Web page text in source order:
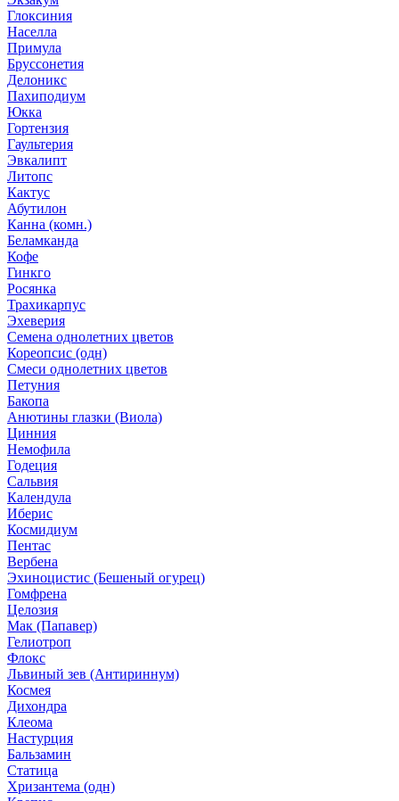
Глоксиния
Населла
Примула
Бруссонетия
Делоникс
Пахиподиум
Юкка
Гортензия
Гаультерия
Эвкалипт
Литопс
Кактус
Абутилон
Канна (комн.)
Беламканда
Кофе
Гинкго
Росянка
Трахикарпус
Эхеверия
Семена однолетних цветов
Кореопсис (одн)
Смеси однолетних цветов
Петуния
Бакопа
Анютины глазки (Виола)
Цинния
Немофила
Годеция
Сальвия
Календула
Иберис
Космидиум
Пентас
Вербена
Эхиноцистис (Бешеный огурец)
Гомфрена
Целозия
Мак (Папавер)
Гелиотроп
Флокс
Львиный зев (Антириннум)
Космея
Дихондра
Клеома
Настурция
Бальзамин
Статица
Хризантема (одн)